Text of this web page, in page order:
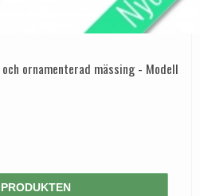
ornamenterad mässing - Modell